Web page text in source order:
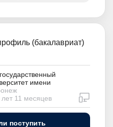
(бакалавриат)
имени
11 месяцев
поступить